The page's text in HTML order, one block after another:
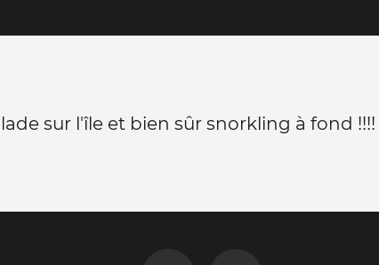
sur l'île et bien sûr snorkling à fond !!!!